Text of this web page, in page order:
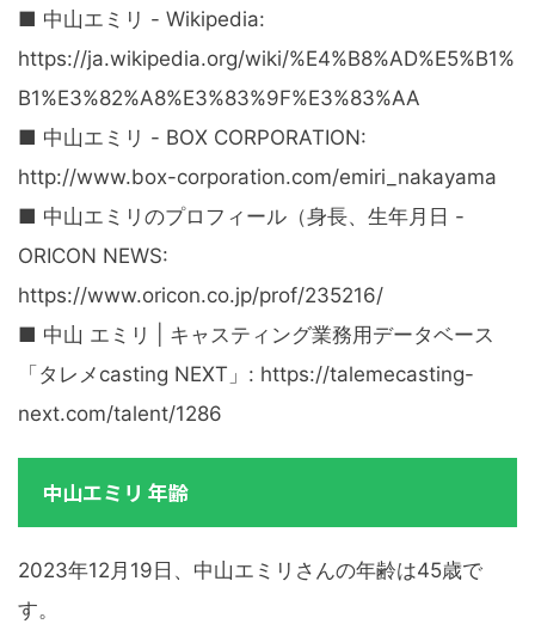
■ 中山エミリ - Wikipedia:
https://ja.wikipedia.org/wiki/%E4%B8%AD%E5%B1%
B1%E3%82%A8%E3%83%9F%E3%83%AA
■ 中山エミリ - BOX CORPORATION:
http://www.box-corporation.com/emiri_nakayama
■ 中山エミリのプロフィール（身長、生年月日 -
ORICON NEWS:
https://www.oricon.co.jp/prof/235216/
■ 中山 エミリ | キャスティング業務用データベース
「タレメcasting NEXT」: https://talemecasting-
next.com/talent/1286
中山エミリ 年齢
2023年12月19日、中山エミリさんの年齢は45歳で
す。